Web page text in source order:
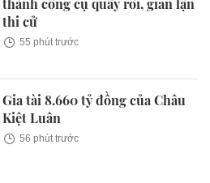
thành công cụ quấy rối, gian lận
thi cử
55 phút trước
Gia tài 8.660 tỷ đồng của Châu
Kiệt Luân
56 phút trước